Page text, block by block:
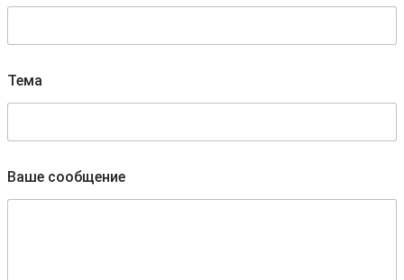
Тема
о
о
Ваше сообщение